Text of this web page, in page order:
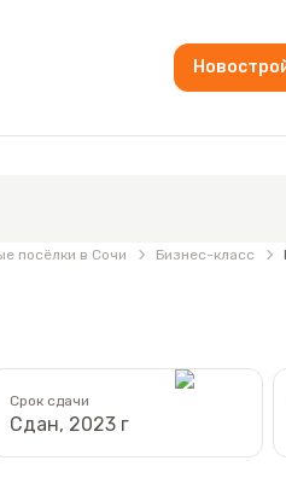
посёлки в Сочи Бизнес-класс
Срок сдачи
Сдан, 2023 г